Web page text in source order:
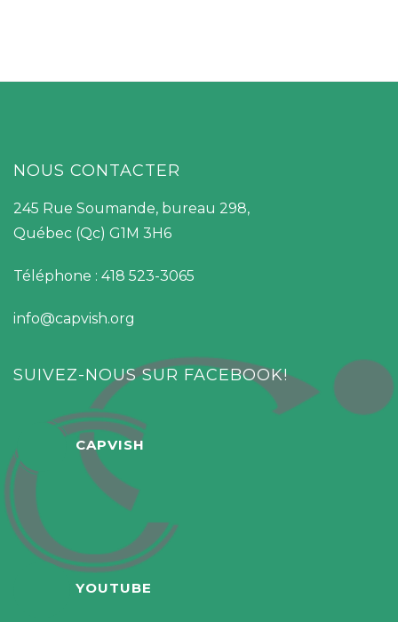
NOUS CONTACTER
245 Rue Soumande, bureau 298,
Québec (Qc) G1M 3H6
Téléphone : 418 523-3065
info@capvish.org
SUIVEZ-NOUS SUR FACEBOOK!
CAPVISH
YOUTUBE